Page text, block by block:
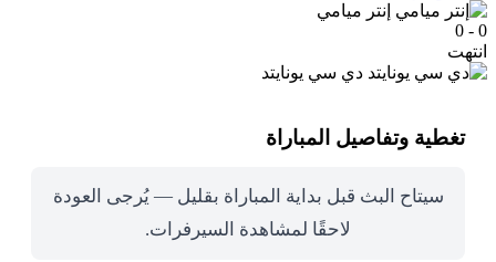
إنتر ميامي
0 - 0
انتهت
دي سي يونايتد
تغطية وتفاصيل المباراة
سيتاح البث قبل بداية المباراة بقليل — يُرجى العودة
لاحقًا لمشاهدة السيرفرات.